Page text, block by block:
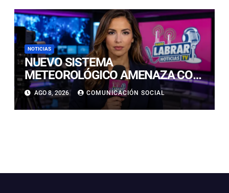
NOTICIAS
NUEVO SISTEMA
METEOROLÓGICO AMENAZA CON
LLUVIAS, NIEVE Y TORMENTAS
ELÉCTRICAS EN ATACAMA
AGO 8, 2026 COMUNICACIÓN SOCIAL